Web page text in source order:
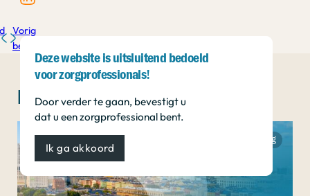
Vorig
bericht
Interessant voor u...
Congresverslag
Deze website is uitsluitend bedoeld
voor zorgprofessionals!
Door verder te gaan, bevestigt u
dat u een zorgprofessional bent.
Ik ga akkoord